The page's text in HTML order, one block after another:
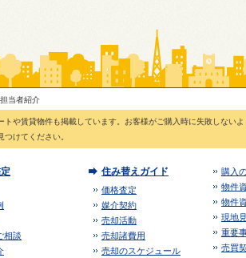
当者紹介
や賃貸物件も掲載しています。お客様がご購入時に失敗しない
けてください。
相談
住み替えガイド
価格査定
媒介契約
売却活動
売却諸費用
売却のスケジュール
購入
物件
物件
現地
重要
売買